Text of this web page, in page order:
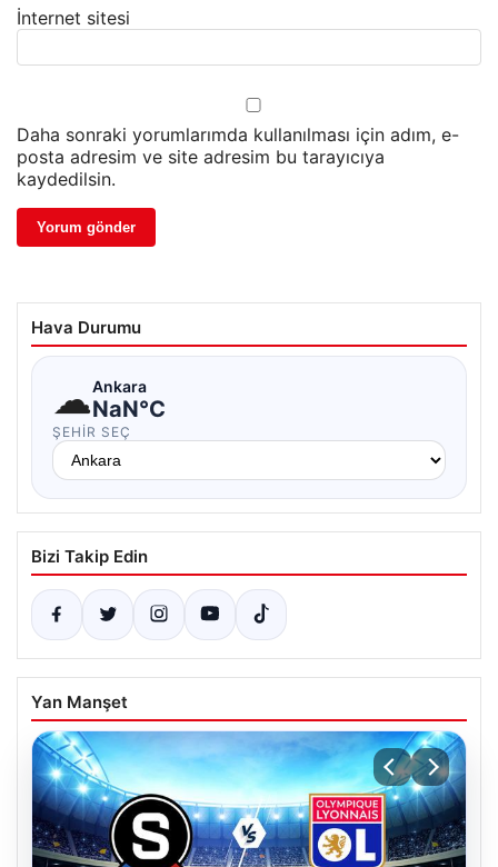
İnternet sitesi
Daha sonraki yorumlarımda kullanılması için adım, e-
posta adresim ve site adresim bu tarayıcıya
kaydedilsin.
Hava Durumu
☁Ankara
NaN°C
ŞEHIR SEÇ
Bizi Takip Edin
Yan Manşet